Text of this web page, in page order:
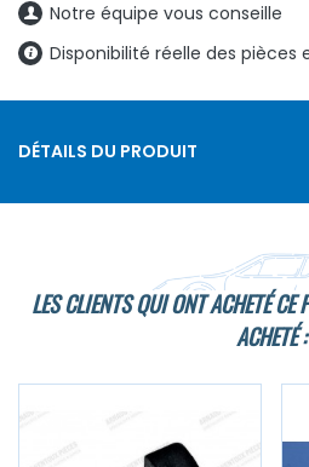
Notre équipe vous conseille
Disponibilité réelle des pièces
DÉTAILS DU PRODUIT
LES CLIENTS QUI ONT ACHETÉ CE
ACHETÉ :